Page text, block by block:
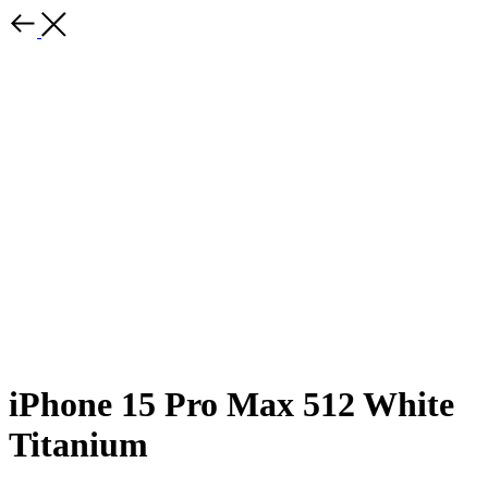
iPhone 15 Pro Max 512 White
Titanium